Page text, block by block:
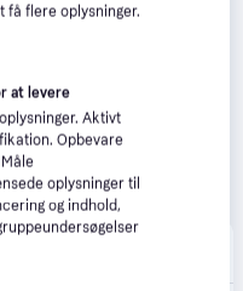
få flere oplysninger.
at levere
Aktivt
Opbevare
oplysninger til
og indhold,